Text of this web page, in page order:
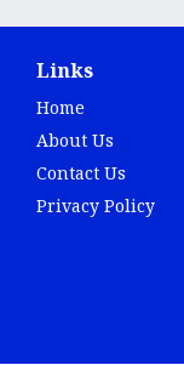
Links
Home
About Us
Contact Us
Privacy Policy